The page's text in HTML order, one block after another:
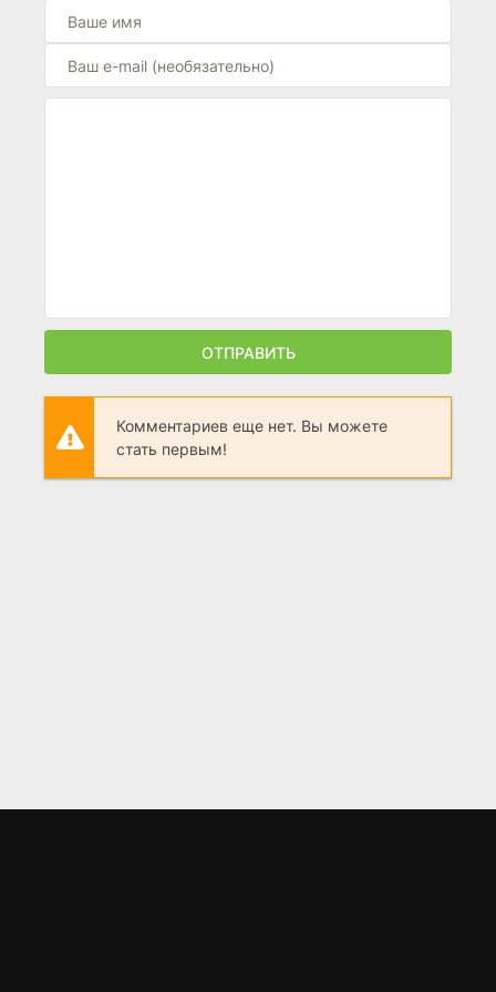
ОТПРАВИТЬ
Комментариев еще нет. Вы можете
стать первым!